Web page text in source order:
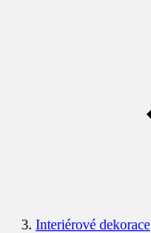
Interiérové dekorace